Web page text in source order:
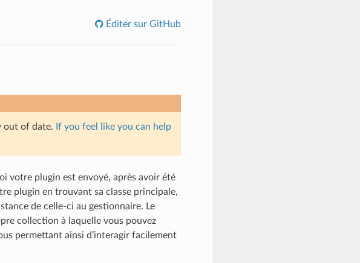
Éditer sur GitHub
out of date. If you feel like you can help
votre plugin est envoyé, après avoir été
plugin en trouvant sa classe principale,
de celle-ci au gestionnaire. Le
collection à laquelle vous pouvez
permettant ainsi d’interagir facilement